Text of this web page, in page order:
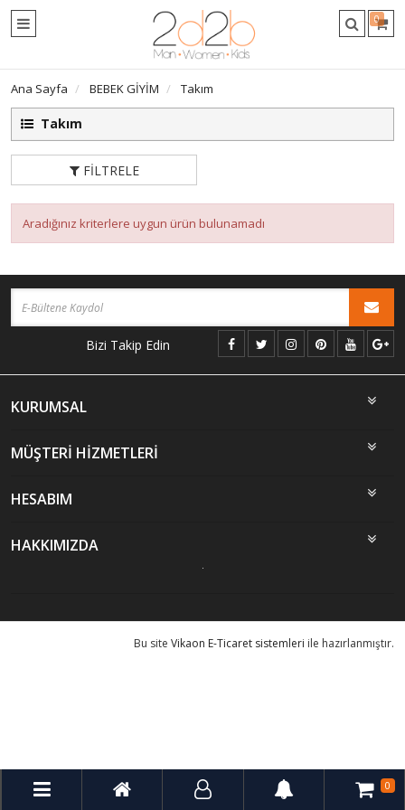
0
Ana Sayfa BEBEK GİYİM Takım
Takım
FILTRELE
Aradığınız kriterlere uygun ürün bulunamadı
Bizi Takip Edin
KURUMSAL
MÜŞTERİ HİZMETLERİ
HESABIM
HAKKIMIZDA
Bu site Vikaon E-Ticaret sistemleri ile hazırlanmıştır.
0